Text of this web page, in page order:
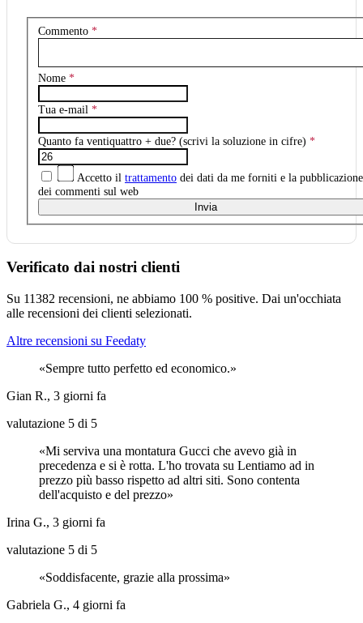
Commento *
Nome *
Tua e-mail *
Quanto fa ventiquattro + due? (scrivi la soluzione in cifre) *
Accetto il trattamento dei dati da me forniti e la pubblicazione
dei commenti sul web
Invia
Verificato dai nostri clienti
Su 11382 recensioni, ne abbiamo 100 % positive. Dai un'occhiata
alle recensioni dei clienti selezionati.
Altre recensioni su Feedaty
Sempre tutto perfetto ed economico.
Gian R., 3 giorni fa
valutazione 5 di 5
Mi serviva una montatura Gucci che avevo già in
precedenza e si è rotta. L'ho trovata su Lentiamo ad in
prezzo più basso rispetto ad altri siti. Sono contenta
dell'acquisto e del prezzo
Irina G., 3 giorni fa
valutazione 5 di 5
Soddisfacente, grazie alla prossima
Gabriela G., 4 giorni fa